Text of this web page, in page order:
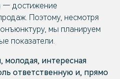
— достижение
Поэтому, несмотря
мы планируем
показатели.
молодая, интересная
ответственную и, прямо